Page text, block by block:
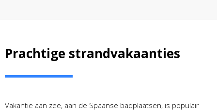
Prachtige strandvakaanties
Vakantie aan zee, aan de Spaanse badplaatsen, is populair